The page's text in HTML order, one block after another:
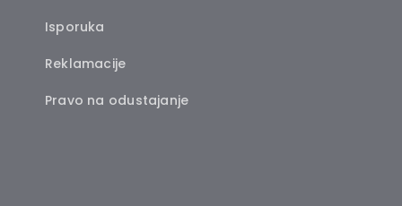
Isporuka
Reklamacije
Pravo na odustajanje